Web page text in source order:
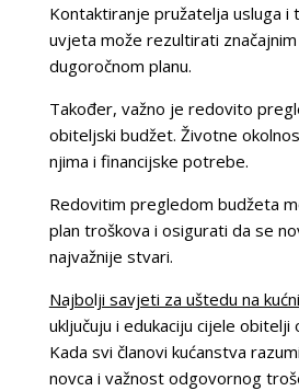
Kontaktiranje pružatelja usluga i
uvjeta može rezultirati
dugoročnom planu.
Također, važno je redovito
obiteljski budžet. Životne
njima i financijske potrebe.
Redovitim pregledom budžeta
plan troškova i osigurati da se
najvažnije stvari.
Najbolji savjeti za uštedu na
uključuju i edukaciju cijele obitelji
Kada svi članovi kućanstva
novca i važnost odgovornog